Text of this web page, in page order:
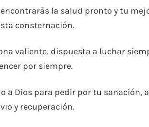
la salud pronto y tu
consternación.
valiente, dispuesta a luchar
por siempre.
a Dios para pedir por tu sanación,
y recuperación.